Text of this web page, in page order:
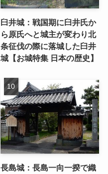
臼井城：戦国期に臼井氏か
ら原氏へと城主が変わり北
条征伐の際に落城した臼井
城【お城特集 日本の歴史】
長島城：長島一向一揆で織